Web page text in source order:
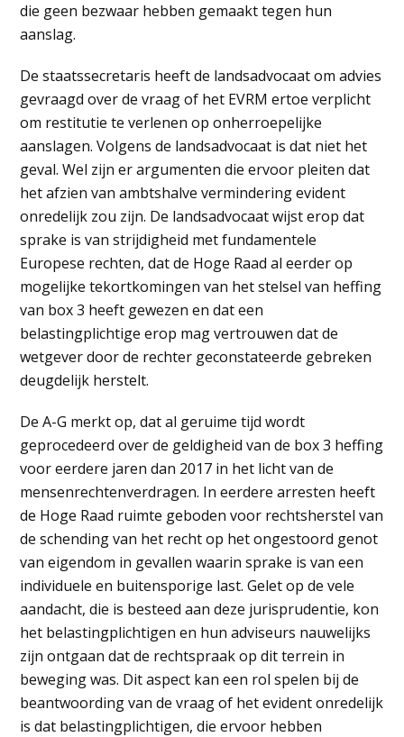
die geen bezwaar hebben gemaakt tegen hun
aanslag.
De staatssecretaris heeft de landsadvocaat om advies
gevraagd over de vraag of het EVRM ertoe verplicht
om restitutie te verlenen op onherroepelijke
aanslagen. Volgens de landsadvocaat is dat niet het
geval. Wel zijn er argumenten die ervoor pleiten dat
het afzien van ambtshalve vermindering evident
onredelijk zou zijn. De landsadvocaat wijst erop dat
sprake is van strijdigheid met fundamentele
Europese rechten, dat de Hoge Raad al eerder op
mogelijke tekortkomingen van het stelsel van heffing
van box 3 heeft gewezen en dat een
belastingplichtige erop mag vertrouwen dat de
wetgever door de rechter geconstateerde gebreken
deugdelijk herstelt.
De A-G merkt op, dat al geruime tijd wordt
geprocedeerd over de geldigheid van de box 3 heffing
voor eerdere jaren dan 2017 in het licht van de
mensenrechtenverdragen. In eerdere arresten heeft
de Hoge Raad ruimte geboden voor rechtsherstel van
de schending van het recht op het ongestoord genot
van eigendom in gevallen waarin sprake is van een
individuele en buitensporige last. Gelet op de vele
aandacht, die is besteed aan deze jurisprudentie, kon
het belastingplichtigen en hun adviseurs nauwelijks
zijn ontgaan dat de rechtspraak op dit terrein in
beweging was. Dit aspect kan een rol spelen bij de
beantwoording van de vraag of het evident onredelijk
is dat belastingplichtigen, die ervoor hebben